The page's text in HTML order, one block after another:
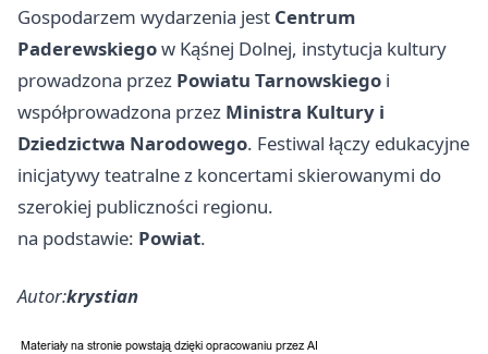
Gospodarzem wydarzenia jest Centrum
Paderewskiegow Kąśnej Dolnej, instytucja kultury
prowadzona przez Powiatu Tarnowskiego i
współprowadzona przez Ministra Kultury i
Dziedzictwa Narodowego. Festiwal łączy edukacyjne
inicjatywy teatralne z koncertami skierowanymi do
szerokiej publiczności regionu.
na podstawie: Powiat.
Autor:krystian